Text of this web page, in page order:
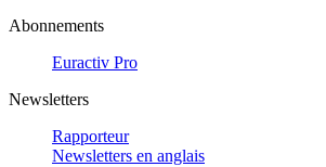
Abonnements
Euractiv Pro
Newsletters
Rapporteur
Newsletters en anglais